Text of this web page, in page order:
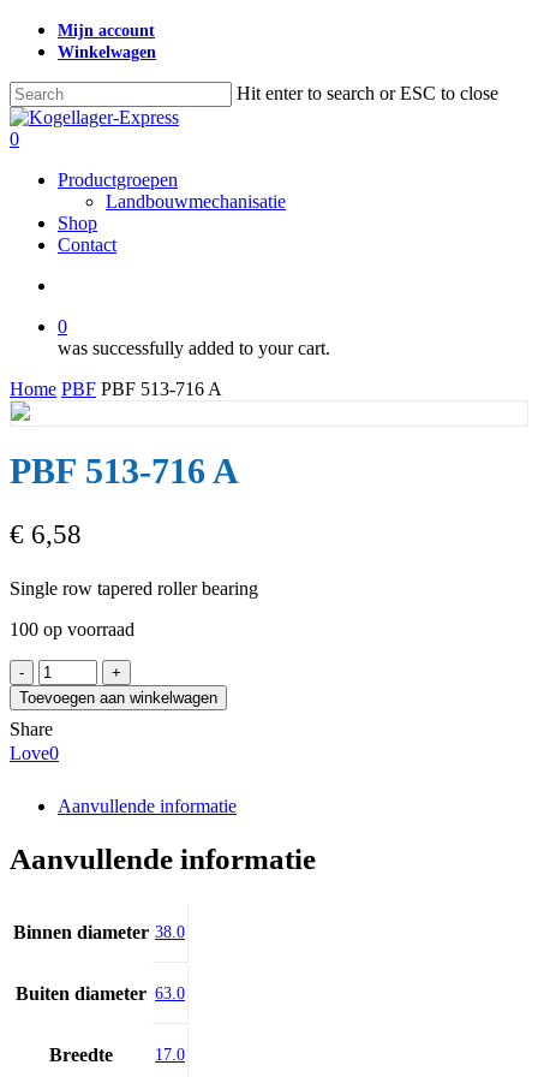
Skip
content
Mijn account
Winkelwagen
Hit enter to search or ESC to close
Close
Search
search
0
Productgroepen
Landbouwmechanisatie
Shop
Contact
0
was successfully added to your cart.
Home PBF PBF 513-716 A
PBF 513-716 A
€ 6,58
Single row tapered roller bearing
100 op voorraad
PBF
513-
716
A
aantal
Toevoegen aan winkelwagen
Share
Love0
Aanvullende informatie
Aanvullende informatie
Binnen diameter 38.0
Buiten diameter 63.0
Breedte 17.0